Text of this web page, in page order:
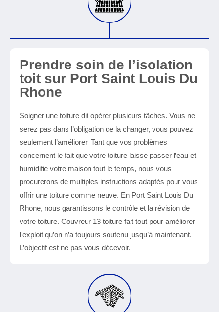
Prendre soin de l’isolation
toit sur Port Saint Louis Du
Rhone
Soigner une toiture dit opérer plusieurs tâches. Vous ne
serez pas dans l’obligation de la changer, vous pouvez
seulement l’améliorer. Tant que vos problèmes
concernent le fait que votre toiture laisse passer l’eau et
humidifie votre maison tout le temps, nous vous
procurerons de multiples instructions adaptés pour vous
offrir une toiture comme neuve. En Port Saint Louis Du
Rhone, nous garantissons le contrôle et la révision de
votre toiture. Couvreur 13 toiture fait tout pour améliorer
l’exploit qu’on n’a toujours soutenu jusqu’à maintenant.
L’objectif est ne pas vous décevoir.